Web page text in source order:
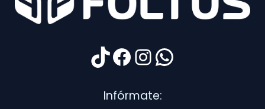
TikTok
Facebook
Instagram
WhatsApp
Infórmate: